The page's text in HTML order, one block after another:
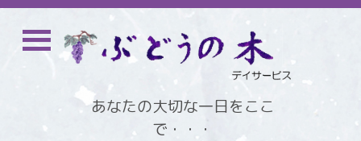
あなたの大切な一日をここ
で・・・